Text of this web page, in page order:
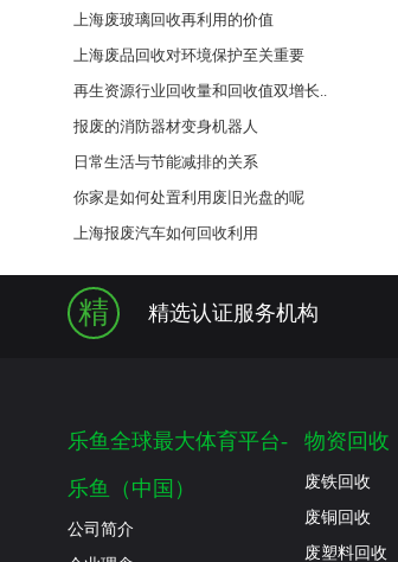
上海废玻璃回收再利用的价值
上海废品回收对环境保护至关重要
再生资源行业回收量和回收值双增长..
报废的消防器材变身机器人
日常生活与节能减排的关系
你家是如何处置利用废旧光盘的呢
上海报废汽车如何回收利用
精 精选认证服务机构
乐鱼全球最大体育平台-
乐鱼（中国）
公司简介
物资回收
废铁回收
废铜回收
废塑料回收